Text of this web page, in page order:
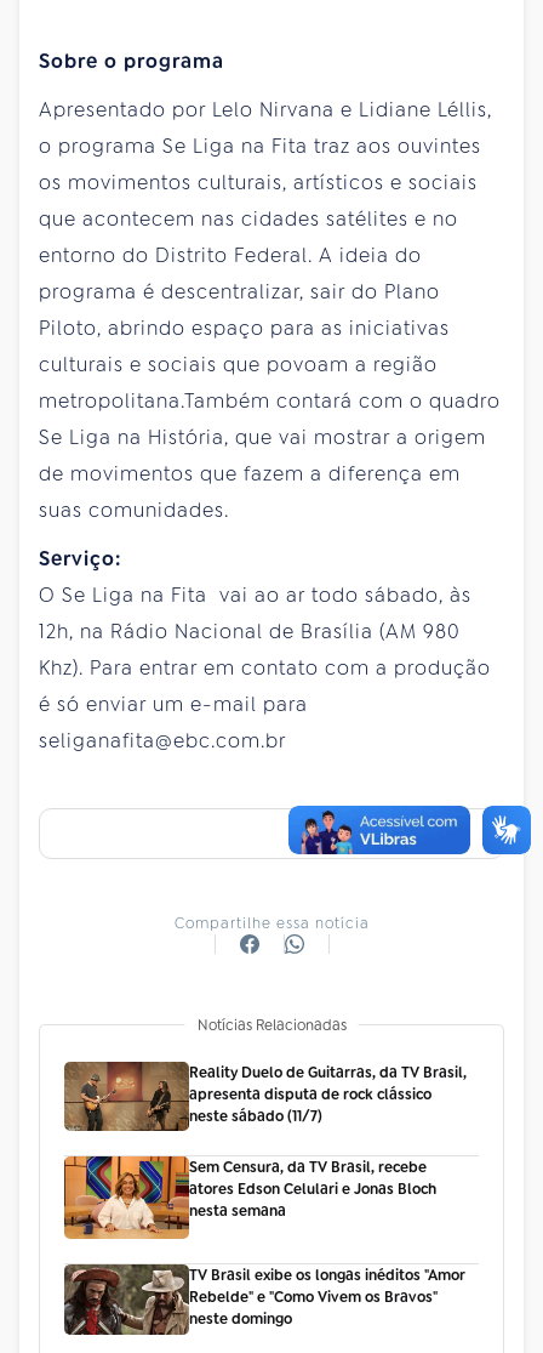
Sobre o programa
Apresentado por Lelo Nirvana e Lidiane Léllis,
o programa Se Liga na Fita traz aos ouvintes
os movimentos culturais, artísticos e sociais
que acontecem nas cidades satélites e no
entorno do Distrito Federal. A ideia do
programa é descentralizar, sair do Plano
Piloto, abrindo espaço para as iniciativas
culturais e sociais que povoam a região
metropolitana.Também contará com o quadro
Se Liga na História, que vai mostrar a origem
de movimentos que fazem a diferença em
suas comunidades.
Serviço:
O Se Liga na Fita vai ao ar todo sábado, às
12h, na Rádio Nacional de Brasília (AM 980
Khz). Para entrar em contato com a produção
é só enviar um e-mail para
seliganafita@ebc.com.br
Compartilhe essa notícia
Notícias Relacionadas
Reality Duelo de Guitarras, da TV Brasil,
apresenta disputa de rock clássico
neste sábado (11/7)
Sem Censura, da TV Brasil, recebe
atores Edson Celulari e Jonas Bloch
nesta semana
TV Brasil exibe os longas inéditos "Amor
Rebelde" e "Como Vivem os Bravos"
neste domingo